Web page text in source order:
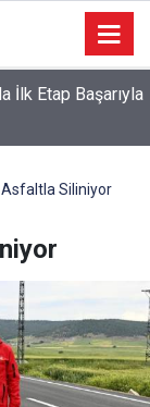
İlk Etap Başarıyla
Siliniyor